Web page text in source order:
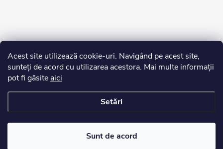
Acest site utilizează cookie-uri. Navigând pe acest site,
sunteți de acord cu utilizarea acestora. Mai multe informații
pot fi găsite aici
Setări
Sunt de acord
Drepturi de autor 2026Edurko.ro. Toate drepturile rezervate.